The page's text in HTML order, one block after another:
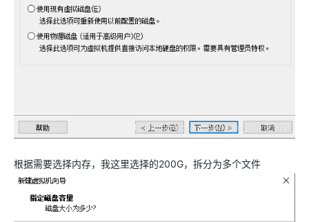
根据需要选择内存，我这里选择的200G，拆分为多个文件